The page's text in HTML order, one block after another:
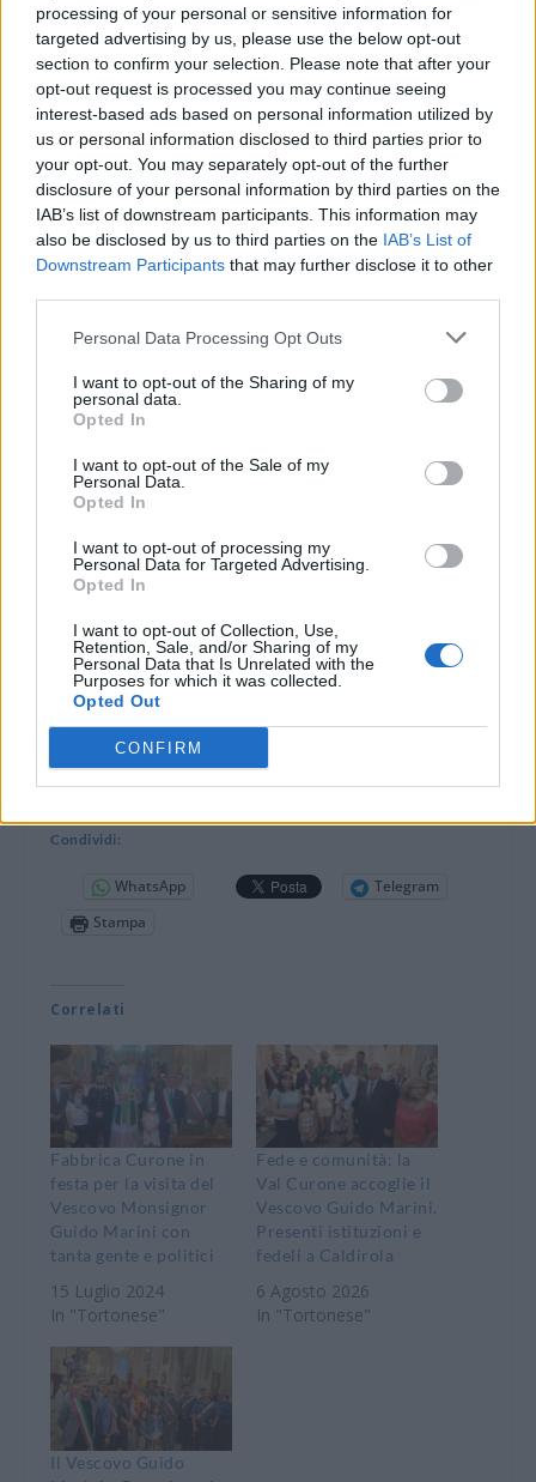
processing of your personal or sensitive information for
targeted advertising by us, please use the below opt-out
section to confirm your selection. Please note that after your
opt-out request is processed you may continue seeing
interest-based ads based on personal information utilized by
us or personal information disclosed to third parties prior to
your opt-out. You may separately opt-out of the further
disclosure of your personal information by third parties on the
IAB’s list of downstream participants. This information may
also be disclosed by us to third parties on the IAB’s List of
Downstream Participants that may further disclose it to other
Personal Data Processing Opt Outs
I want to opt-out of the Sharing of my
personal data.
Opted In
I want to opt-out of the Sale of my
Personal Data.
Opted In
I want to opt-out of processing my
Personal Data for Targeted Advertising.
Opted In
I want to opt-out of Collection, Use,
Retention, Sale, and/or Sharing of my
Personal Data that Is Unrelated with the
Purposes for which it was collected.
Opted Out
CONFIRM
mentre gli appartenenti al Consiglio Pastorale
hanno offerto al Presule in simbolo di
riconoscenza per questa visita così importante
alcuni libri di storia locale e una croce pettorale,
con l’augurio di poter sempre essere ricordati
nelle sue preghiere.
Subito dopo, in collaborazione con
l’Amministrazione Comunale, tutti gli intervenuti
si sono ritrovati presso la Sala Giunta del
Consiglio Comunale per un rinfresco e un
insieme ancora una volta con il nostro Vescovo
domenica 2 Agosto nella Chiesa Parrocchiale di
Caldirola.
DOWNLOAD QR 🠋
Condividi:
WhatsApp
Telegram
Stampa
Correlati
Fabbrica Curone in
festa per la visita del
Vescovo Monsignor
Guido Marini con
tanta gente e politici
15 Luglio 2024
In "Tortonese"
Fede e comunità: la
Val Curone accoglie il
Vescovo Guido Marini.
Presenti istituzioni e
fedeli a Caldirola
6 Agosto 2026
In "Tortonese"
Il Vescovo Guido